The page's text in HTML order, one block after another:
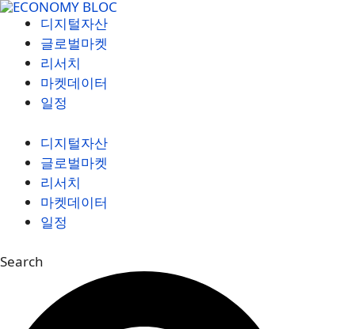
컨
디지털자산
글로벌마켓
리서치
마켓데이터
일정
디지털자산
글로벌마켓
리서치
마켓데이터
일정
Search